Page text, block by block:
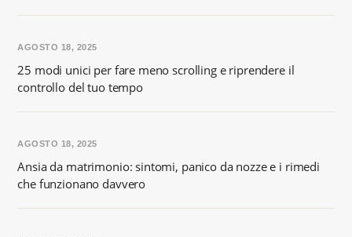
25 modi unici per fare meno scrolling e riprendere il
controllo del tuo tempo
AGOSTO 18, 2025
Ansia da matrimonio: sintomi, panico da nozze e i rimedi
che funzionano davvero
AGOSTO 18, 2025